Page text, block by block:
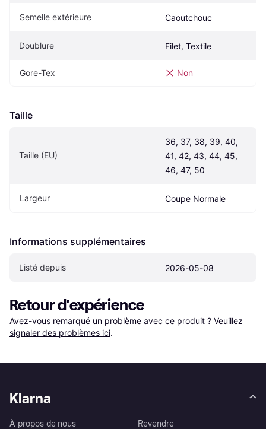
Semelle extérieure Caoutchouc
Doublure Filet, Textile
Gore-Tex Non
Taille
Taille (EU)
36, 37, 38, 39, 40,
41, 42, 43, 44, 45,
46, 47, 50
Largeur Coupe Normale
Informations supplémentaires
Listé depuis 2026-05-08
Retour d'expérience
Avez-vous remarqué un problème avec ce produit ? Veuillez
signaler des problèmes ici.
Klarna
À propos de nous
Revendre